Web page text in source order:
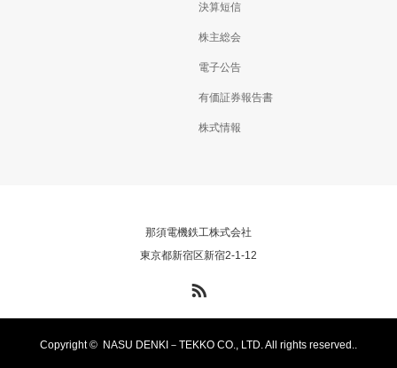
決算短信
株主総会
電子公告
有価証券報告書
株式情報
那須電機鉄工株式会社
東京都新宿区新宿2-1-12
Copyright © NASU DENKI－TEKKO CO., LTD. All rights reserved..